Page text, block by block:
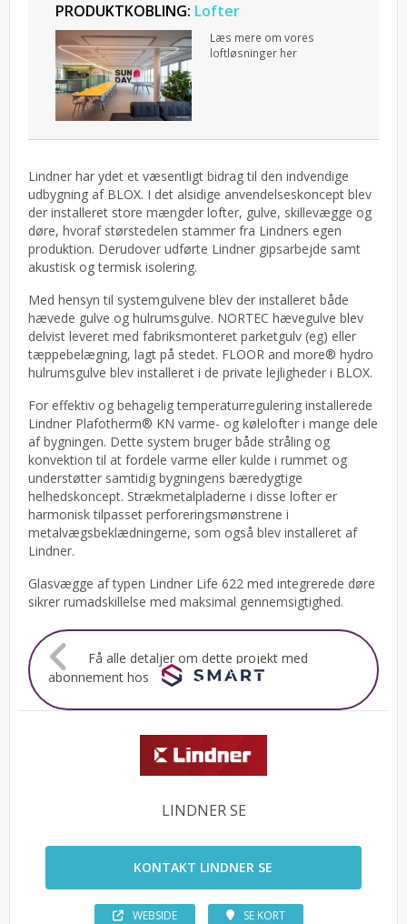
PRODUKTKOBLING: Lofter
Læs mere om vores
loftløsninger her
Lindner har ydet et væsentligt bidrag til den indvendige
udbygning af BLOX. I det alsidige anvendelseskoncept blev
der installeret store mængder lofter, gulve, skillevægge og
døre, hvoraf størstedelen stammer fra Lindners egen
produktion. Derudover udførte Lindner gipsarbejde samt
akustisk og termisk isolering.
Med hensyn til systemgulvene blev der installeret både
hævede gulve og hulrumsgulve. NORTEC hævegulve blev
delvist leveret med fabriksmonteret parketgulv (eg) eller
tæppebelægning, lagt på stedet. FLOOR and more® hydro
hulrumsgulve blev installeret i de private lejligheder i BLOX.
For effektiv og behagelig temperaturregulering installerede
Lindner Plafotherm® KN varme- og kølelofter i mange dele
af bygningen. Dette system bruger både stråling og
konvektion til at fordele varme eller kulde i rummet og
understøtter samtidig bygningens bæredygtige
helhedskoncept. Strækmetalpladerne i disse lofter er
harmonisk tilpasset perforeringsmønstrene i
metalvægsbeklædningerne, som også blev installeret af
Lindner.
Glasvægge af typen Lindner Life 622 med integrerede døre
sikrer rumadskillelse med maksimal gennemsigtighed.
Få alle detaljer om dette projekt med
abonnement hos
LINDNER SE
KONTAKT LINDNER SE
WEBSIDE SE KORT